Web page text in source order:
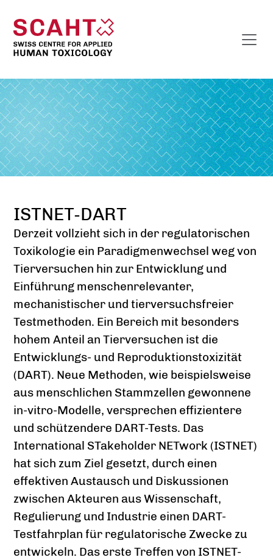
ISTNET-DART
Derzeit vollzieht sich in der regulatorischen
Toxikologie ein Paradigmenwechsel weg von
Tierversuchen hin zur Entwicklung und
Einführung menschenrelevanter,
mechanistischer und tierversuchsfreier
Testmethoden. Ein Bereich mit besonders
hohem Anteil an Tierversuchen ist die
Entwicklungs- und Reproduktionstoxizität
(DART). Neue Methoden, wie beispielsweise
aus menschlichen Stammzellen gewonnene
in-vitro-Modelle, versprechen effizientere
und schützendere DART-Tests. Das
International STakeholder NETwork (ISTNET)
hat sich zum Ziel gesetzt, durch einen
effektiven Austausch und Diskussionen
zwischen Akteuren aus Wissenschaft,
Regulierung und Industrie einen DART-
Testfahrplan für regulatorische Zwecke zu
entwickeln. Das erste Treffen von ISTNET-